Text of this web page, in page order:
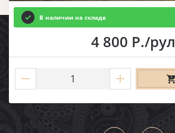
В наличии на складе
4 800 Р./рул